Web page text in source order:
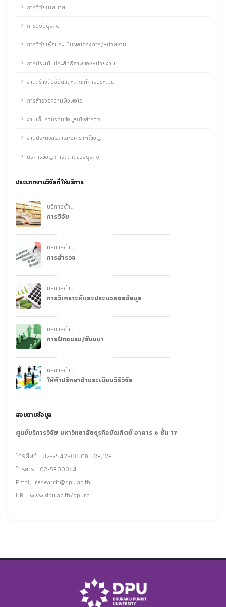
การวิจัยนโยบาย
การวิจัยธุรกิจ
การวิจัยเพื่อประเมินผลโครงการ/หน่วยงาน
การประเมินประสิทธิภาพของหน่วยงาน
งานสร้างตัวชี้วัดและเกณฑ์การประเมิน
การสำรวจความพึงพอใจ
งานเก็บรวบรวมข้อมูลเชิงสำรวจ
งานประมวลผลและวิเคราะห์ข้อมูล
บริการข้อมูลการตลาดของธุรกิจ
ประเภทงานวิจัยที่ให้บริการ
บริการด้าน
การวิจัย
บริการด้าน
การสำรวจ
บริการด้าน
การวิเคราะห์และประมวลผลข้อมูล
บริการด้าน
การฝึกอบรม/สัมมนา
บริการด้าน
ให้คำปรึกษาด้านระเบียบวิธีวิจัย
สอบถามข้อมูล
ศูนย์บริการวิจัย มหาวิทยาลัยธุรกิจบัณฑิตย์ อาคาร 6 ชั้น 17
โทรศัพท์ : 02-9547300 ต่อ 528,128
โทรสาร : 02-5800064
Email: research@dpu.ac.th
URL: www.dpu.ac.th/dpurc